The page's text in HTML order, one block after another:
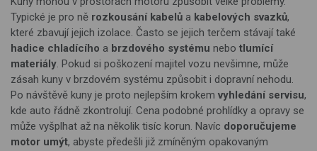
Typické je pro ně rozkousání kabelů a kabelových svazků,
které zbavují jejich izolace. Často se jejich terčem stávají také
hadice chladícího a brzdového systému nebo tlumící
materiály. Pokud si poškození majitel vozu nevšimne, může
zásah kuny v brzdovém systému způsobit i dopravní nehodu.
Po návštěvě kuny je proto nejlepším krokem vyhledání servisu,
kde auto řádně zkontrolují. Cena podobné prohlídky a opravy se
může vyšplhat až na několik tisíc korun. Navíc doporučujeme
motor umýt, abyste předešli již zmíněným opakovaným